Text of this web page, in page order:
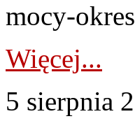
mocy-
Więcej...
5 sierpnia